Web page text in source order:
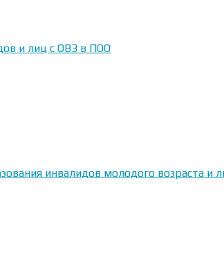
и лиц с ОВЗ в ПОО
инвалидов молодого возраста